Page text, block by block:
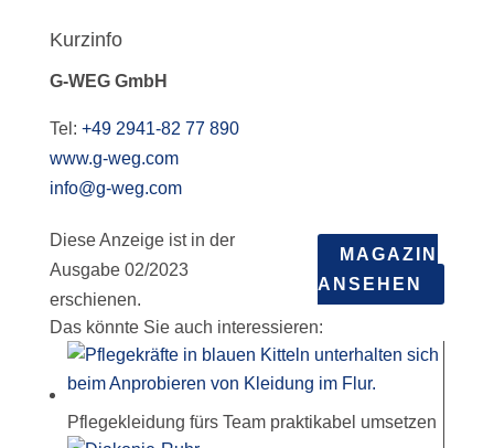
Kurzinfo
G-WEG GmbH
Tel: +49 2941-82 77 890
www.g-weg.com
info@g-weg.com
Diese Anzeige ist in der
Ausgabe 02/2023
erschienen.
MAGAZIN
ANSEHEN
Das könnte Sie auch interessieren:
Pflegekleidung fürs Team praktikabel umsetzen